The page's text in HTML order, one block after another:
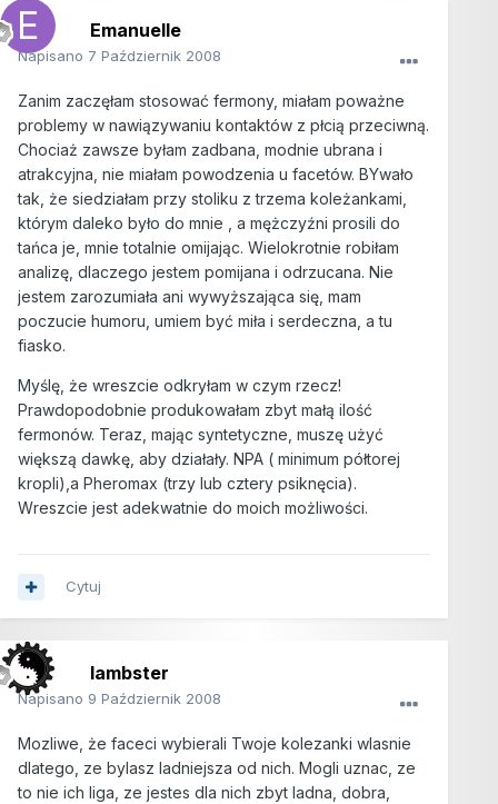
Emanuelle
Napisano 7 Październik 2008
Zanim zaczęłam stosować fermony, miałam poważne
problemy w nawiązywaniu kontaktów z płcią przeciwną.
Chociaż zawsze byłam zadbana, modnie ubrana i
atrakcyjna, nie miałam powodzenia u facetów. BYwało
tak, że siedziałam przy stoliku z trzema koleżankami,
którym daleko było do mnie , a mężczyźni prosili do
tańca je, mnie totalnie omijając. Wielokrotnie robiłam
analizę, dlaczego jestem pomijana i odrzucana. Nie
jestem zarozumiała ani wywyższająca się, mam
poczucie humoru, umiem być miła i serdeczna, a tu
fiasko.
Myślę, że wreszcie odkryłam w czym rzecz!
Prawdopodobnie produkowałam zbyt małą ilość
fermonów. Teraz, mając syntetyczne, muszę użyć
większą dawkę, aby działały. NPA ( minimum półtorej
kropli),a Pheromax (trzy lub cztery psiknęcia).
Wreszcie jest adekwatnie do moich możliwości.
Cytuj
lambster
Napisano 9 Październik 2008
Mozliwe, że faceci wybierali Twoje kolezanki wlasnie
dlatego, ze bylasz ladniejsza od nich. Mogli uznac, ze
to nie ich liga, ze jestes dla nich zbyt ladna, dobra,